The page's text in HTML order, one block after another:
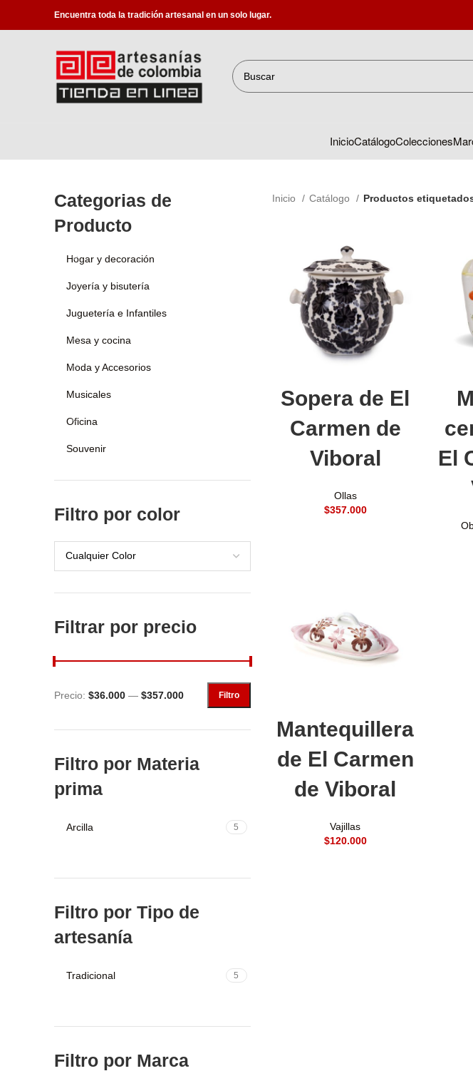
Encuentra toda la tradición artesanal en un solo lugar.
InicioCatálogoColecciones
Categorias de
Producto
Hogar y decoración
Joyería y bisutería
Juguetería e Infantiles
Mesa y cocina
Moda y Accesorios
Musicales
Oficina
Souvenir
Filtro por color
Cualquier Color
Filtrar por precio
Filtro
Precio: $36.000 — $357.000
Filtro por Materia
prima
Arcilla 5
Filtro por Tipo de
artesanía
Tradicional 5
Filtro por Marca
Inicio Catálogo Productos
Sopera de El
Carmen de
Viboral
Ollas
$
El
Mantequillera
de El Carmen
de Viboral
Vajillas
$